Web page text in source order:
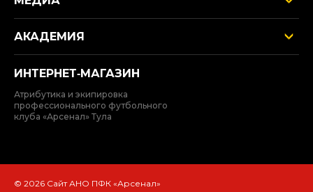
АКАДЕМИЯ
ИНТЕРНЕТ‑МАГАЗИН
Атрибутика и экипировка
профессионального футбольного
клуба «Арсенал» Тула
© 2026 Сайт АНО ПФК «Арсенал»